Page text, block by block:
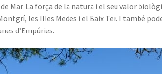
Mar. La força de la natura i el seu valor
les Illes Medes i el Baix Ter. I també
d’Empúries.